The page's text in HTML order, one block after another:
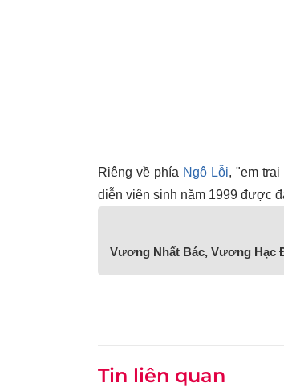
Riêng về phía Ngô Lỗi, "em
diễn viên sinh năm 1999 được
Vương Nhất Bác, Vương Hạc
Tin liên quan